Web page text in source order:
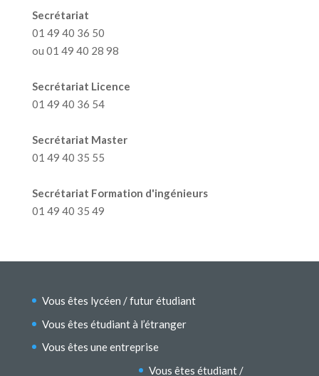
Secrétariat
01 49 40 36 50
ou 01 49 40 28 98
Secrétariat Licence
01 49 40 36 54
Secrétariat Master
01 49 40 35 55
Secrétariat Formation d'ingénieurs
01 49 40 35 49
Vous êtes lycéen / futur étudiant
Vous êtes étudiant à l’étranger
Vous êtes une entreprise
Vous êtes étudiant /